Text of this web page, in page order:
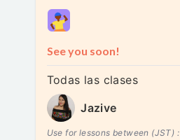
See you soon!
Todas las clases
Jazive
Use for lessons between (JST) :